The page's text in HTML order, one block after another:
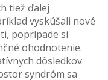
tiež ďalej
vyskúšali nové
poprípade si
ohodnotenie.
dôsledkov
syndróm sa